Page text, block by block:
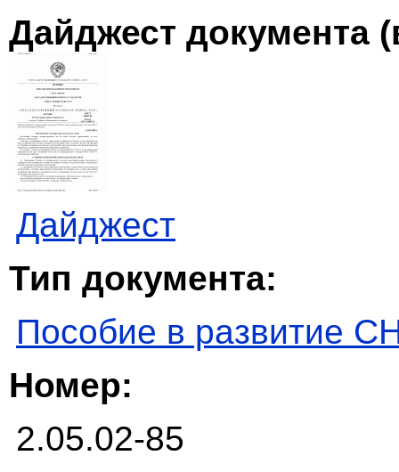
Дайджест документа
Дайджест
Тип документа:
Пособие в развитие
Номер:
2.05.02-85